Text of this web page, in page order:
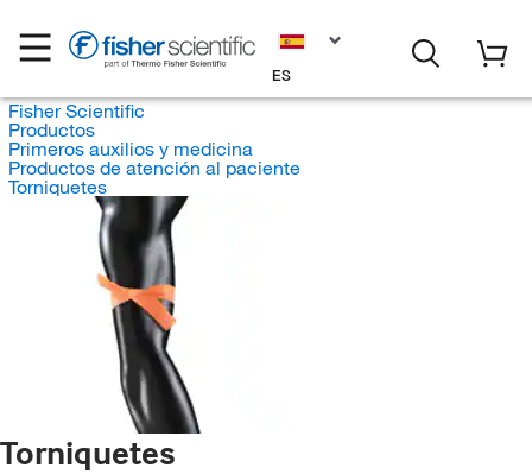
ES
Fisher Scientific
Productos
Primeros auxilios y medicina
Productos de atención al paciente
Torniquetes
Torniquetes